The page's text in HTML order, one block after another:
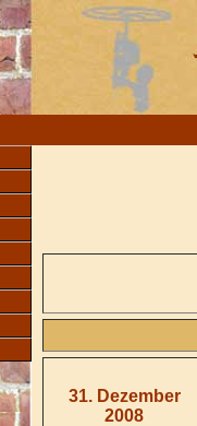
31. Dezember
2008